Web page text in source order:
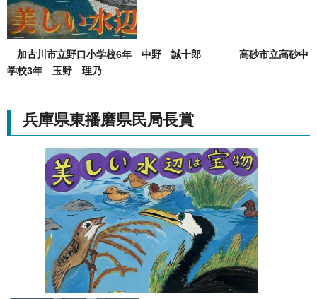
加古川市立野口小学校6年 中野 誠十郎
高砂市立高砂中
学校3年 玉野 理乃
兵庫県東播磨県民局長賞